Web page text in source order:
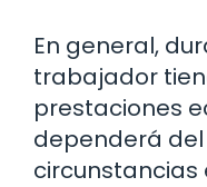
En general,
trabajador
prestaciones
dependerá
circunstancias